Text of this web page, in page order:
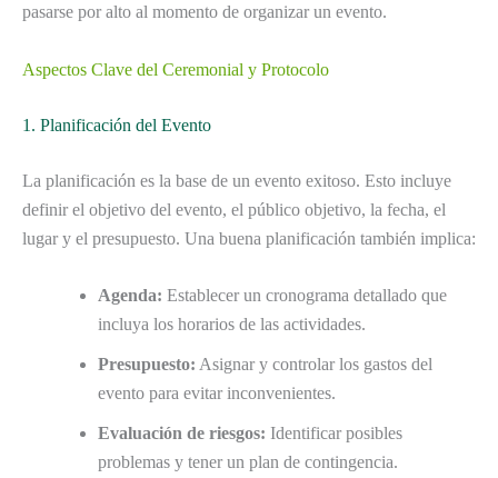
pasarse por alto al momento de organizar un evento.
Aspectos Clave del Ceremonial y Protocolo
1. Planificación del Evento
La planificación es la base de un evento exitoso. Esto incluye
definir el objetivo del evento, el público objetivo, la fecha, el
lugar y el presupuesto. Una buena planificación también implica:
Agenda: Establecer un cronograma detallado que
incluya los horarios de las actividades.
Presupuesto: Asignar y controlar los gastos del
evento para evitar inconvenientes.
Evaluación de riesgos: Identificar posibles
problemas y tener un plan de contingencia.